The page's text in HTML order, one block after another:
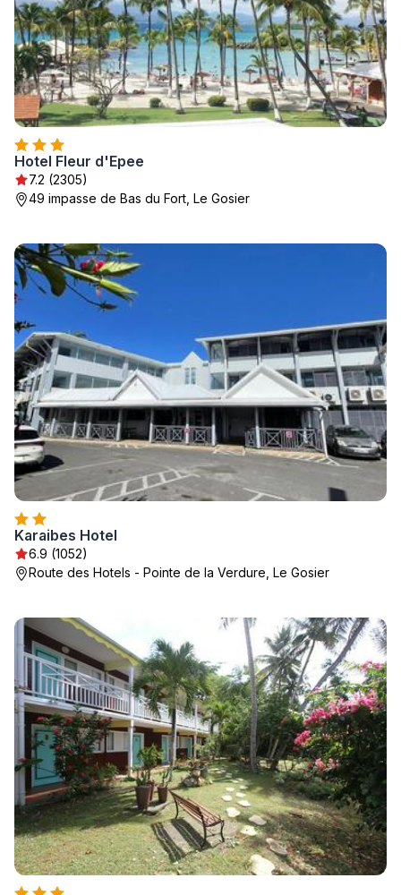
Hotel Fleur d'Epee
7.2 (2305)
49 impasse de Bas du Fort, Le Gosier
Karaibes Hotel
6.9 (1052)
Route des Hotels - Pointe de la Verdure, Le Gosier